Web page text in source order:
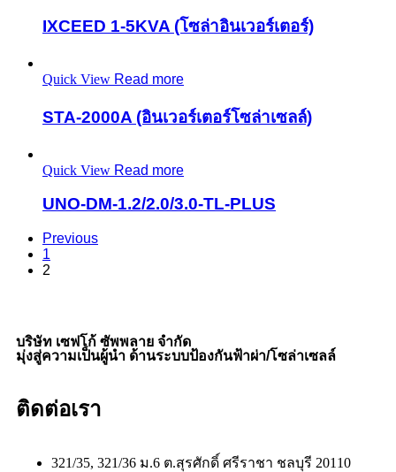
IXCEED 1-5KVA (โซล่าอินเวอร์เตอร์)
Quick View Read more
STA-2000A (อินเวอร์เตอร์โซล่าเซลล์)
Quick View Read more
UNO-DM-1.2/2.0/3.0-TL-PLUS
Previous
1
2
บริษัท เซฟโก้ ซัพพลาย จำกัด
มุ่งสู่ความเป็นผู้นำ ด้านระบบป้องกันฟ้าผ่า/โซล่าเซลล์
ติดต่อเรา
321/35, 321/36 ม.6 ต.สุรศักดิ์ ศรีราชา ชลบุรี 20110